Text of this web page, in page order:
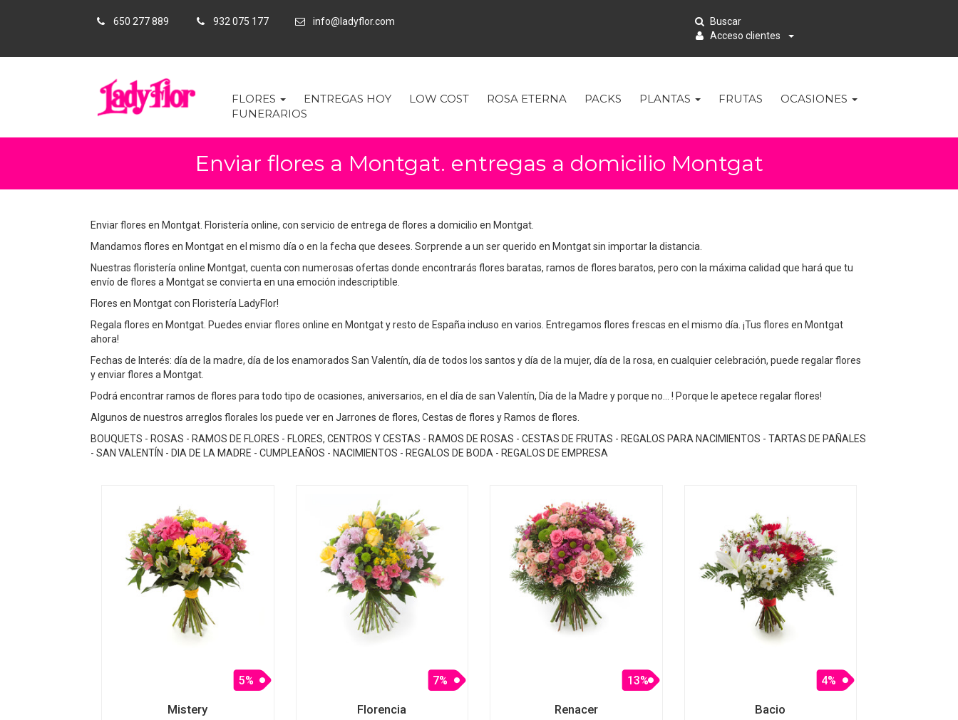
650 277 889 932 075 177 info@ladyflor.com
Buscar
Acceso clientes
FLORES ENTREGAS HOY LOW COST ROSA ETERNA PACKS PLANTAS FRUTAS
OCASIONES
FUNERARIOS
Enviar flores a Montgat. entregas a domicilio Montgat
Enviar flores en Montgat. Floristería online, con servicio de entrega de flores a domicilio en Montgat.
Mandamos flores en Montgat en el mismo día o en la fecha que desees. Sorprende a un ser querido en Montgat sin importar la distancia.
Nuestras floristería online Montgat, cuenta con numerosas ofertas donde encontrarás flores baratas, ramos de flores baratos, pero con la máxima calidad que hará que tu
envío de flores a Montgat se convierta en una emoción indescriptible.
Flores en Montgat con Floristería LadyFlor!
Regala flores en Montgat. Puedes enviar flores online en Montgat y resto de España incluso en varios. Entregamos flores frescas en el mismo día. ¡Tus flores en Montgat
ahora!
Fechas de Interés: día de la madre, día de los enamorados San Valentín, día de todos los santos y día de la mujer, día de la rosa, en cualquier celebración, puede regalar flores
y enviar flores a Montgat.
Podrá encontrar ramos de flores para todo tipo de ocasiones, aniversarios, en el día de san Valentín, Día de la Madre y porque no... ! Porque le apetece regalar flores!
Algunos de nuestros arreglos florales los puede ver en Jarrones de flores, Cestas de flores y Ramos de flores.
BOUQUETS - ROSAS - RAMOS DE FLORES - FLORES, CENTROS Y CESTAS - RAMOS DE ROSAS - CESTAS DE FRUTAS - REGALOS PARA NACIMIENTOS - TARTAS DE PAÑALES
- SAN VALENTÍN - DIA DE LA MADRE - CUMPLEAÑOS - NACIMIENTOS - REGALOS DE BODA - REGALOS DE EMPRESA
Mistery
5%
Florencia
7%
Renacer
13%
Bacio
4%